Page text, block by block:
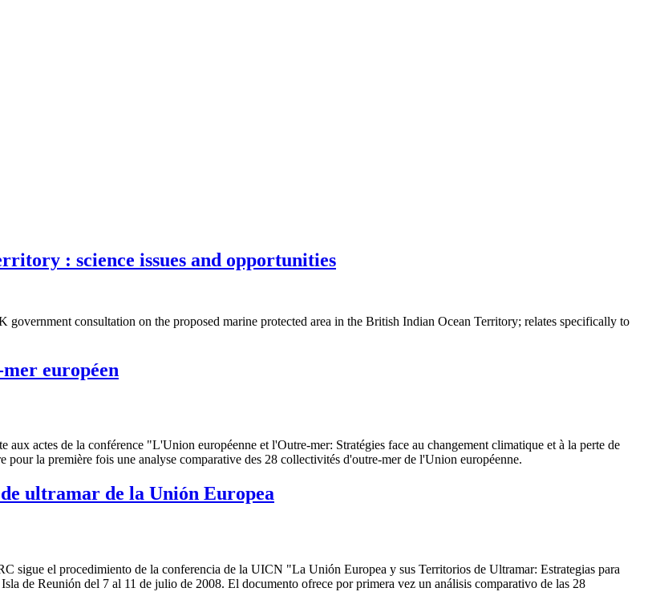
: science issues and opportunities
consultation on the proposed marine protected area in the British Indian Ocean Territory; relates specifically to
européen
actes de la conférence "L'Union européenne et l'Outre-mer: Stratégies face au changement climatique et à la perte de
la première fois une analyse comparative des 28 collectivités d'outre-mer de l'Union européenne.
ultramar de la Unión Europea
sigue el procedimiento de la conferencia de la UICN "La Unión Europea y sus Territorios de Ultramar: Estrategias para
de Reunión del 7 al 11 de julio de 2008. El documento ofrece por primera vez un análisis comparativo de las 28